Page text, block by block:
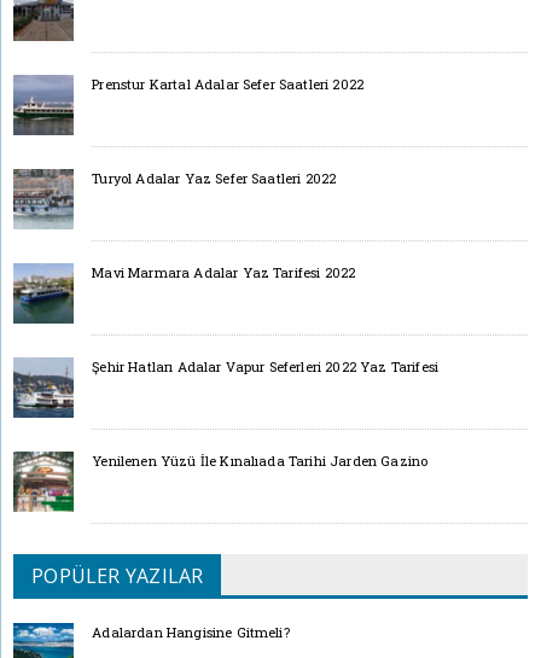
Prenstur Kartal Adalar Sefer Saatleri 2022
Turyol Adalar Yaz Sefer Saatleri 2022
Mavi Marmara Adalar Yaz Tarifesi 2022
Şehir Hatları Adalar Vapur Seferleri 2022 Yaz Tarifesi
Yenilenen Yüzü İle Kınalıada Tarihi Jarden Gazino
POPÜLER YAZILAR
Adalardan Hangisine Gitmeli?